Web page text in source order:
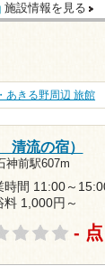
施設情報を見る
あきる野周辺 旅館
流の宿）
神前駅607m
時間 11:00～
料 1,000円～
- 点